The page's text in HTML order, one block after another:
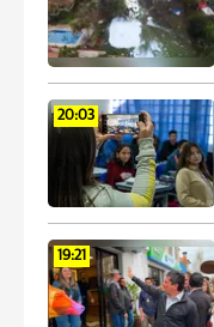
20:03
19:21